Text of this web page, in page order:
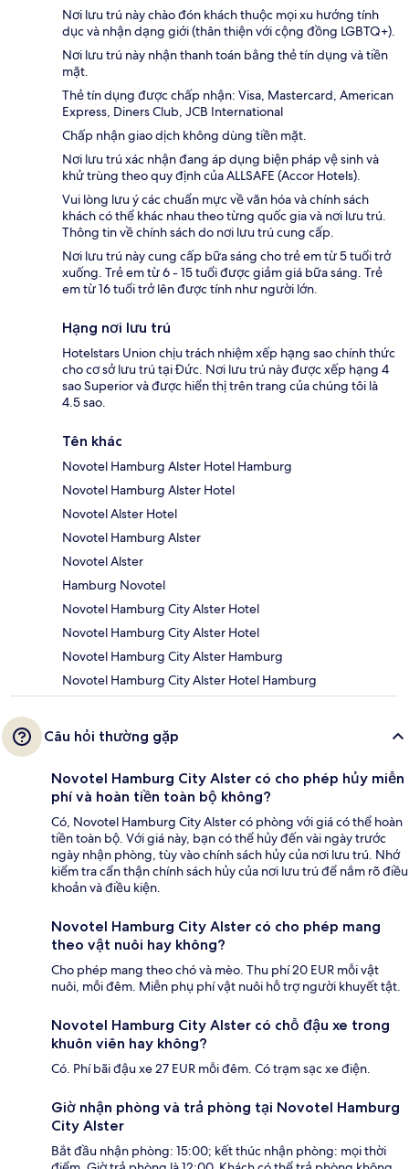
Nơi lưu trú này chào đón khách thuộc mọi xu hướng tính
dục và nhận dạng giới (thân thiện với cộng đồng LGBTQ+).
Nơi lưu trú này nhận thanh toán bằng thẻ tín dụng và tiền
mặt.
Thẻ tín dụng được chấp nhận: Visa, Mastercard, American
Express, Diners Club, JCB International
Chấp nhận giao dịch không dùng tiền mặt.
Nơi lưu trú xác nhận đang áp dụng biện pháp vệ sinh và
khử trùng theo quy định của ALLSAFE (Accor Hotels).
Vui lòng lưu ý các chuẩn mực về văn hóa và chính sách
khách có thể khác nhau theo từng quốc gia và nơi lưu trú.
Thông tin về chính sách do nơi lưu trú cung cấp.
Nơi lưu trú này cung cấp bữa sáng cho trẻ em từ 5 tuổi trở
xuống. Trẻ em từ 6 - 15 tuổi được giảm giá bữa sáng. Trẻ
em từ 16 tuổi trở lên được tính như người lớn.
Hạng nơi lưu trú
Hotelstars Union chịu trách nhiệm xếp hạng sao chính thức
cho cơ sở lưu trú tại Đức. Nơi lưu trú này được xếp hạng 4
sao Superior và được hiển thị trên trang của chúng tôi là
4.5 sao.
Tên khác
Novotel Hamburg Alster Hotel Hamburg
Novotel Hamburg Alster Hotel
Novotel Alster Hotel
Novotel Hamburg Alster
Novotel Alster
Hamburg Novotel
Novotel Hamburg City Alster Hotel
Novotel Hamburg City Alster Hotel
Novotel Hamburg City Alster Hamburg
Novotel Hamburg City Alster Hotel Hamburg
Câu hỏi thường gặp
Novotel Hamburg City Alster có cho phép hủy miễn
phí và hoàn tiền toàn bộ không?
Có, Novotel Hamburg City Alster có phòng với giá có thể hoàn
tiền toàn bộ. Với giá này, bạn có thể hủy đến vài ngày trước
ngày nhận phòng, tùy vào chính sách hủy của nơi lưu trú. Nhớ
kiểm tra cẩn thận chính sách hủy của nơi lưu trú để nắm rõ điều
khoản và điều kiện.
Novotel Hamburg City Alster có cho phép mang
theo vật nuôi hay không?
Cho phép mang theo chó và mèo. Thu phí 20 EUR mỗi vật
nuôi, mỗi đêm. Miễn phụ phí vật nuôi hỗ trợ người khuyết tật.
Novotel Hamburg City Alster có chỗ đậu xe trong
khuôn viên hay không?
Có. Phí bãi đậu xe 27 EUR mỗi đêm. Có trạm sạc xe điện.
Giờ nhận phòng và trả phòng tại Novotel Hamburg
City Alster
Bắt đầu nhận phòng: 15:00; kết thúc nhận phòng: mọi thời